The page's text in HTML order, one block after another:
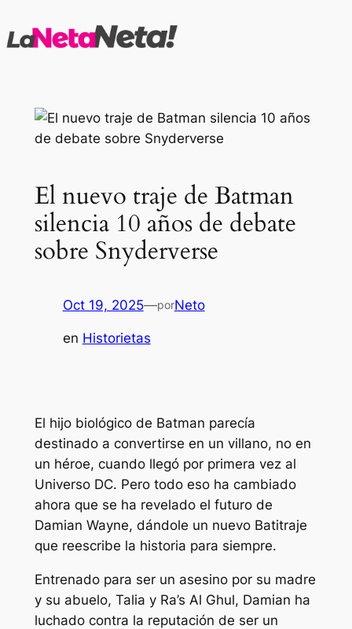
al
El nuevo traje de Batman
silencia 10 años de debate
sobre Snyderverse
Oct 19, 2025—porNeto
en Historietas
El hijo biológico de Batman parecía
destinado a convertirse en un villano, no en
un héroe, cuando llegó por primera vez al
Universo DC. Pero todo eso ha cambiado
ahora que se ha revelado el futuro de
Damian Wayne, dándole un nuevo Batitraje
que reescribe la historia para siempre.
Entrenado para ser un asesino por su madre
y su abuelo, Talia y Ra’s Al Ghul, Damian ha
luchado contra la reputación de ser un